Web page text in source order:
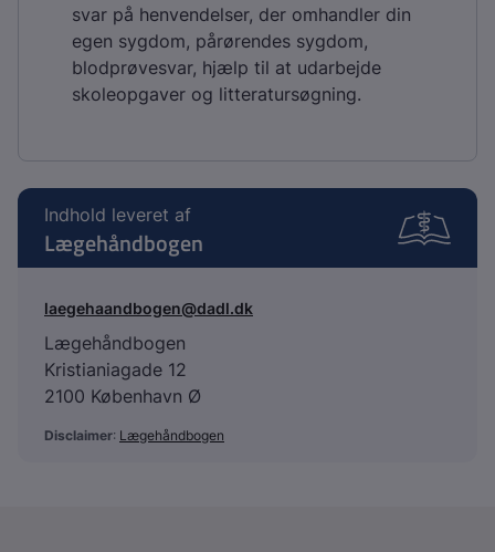
svar på henvendelser, der omhandler din
egen sygdom, pårørendes sygdom,
blodprøvesvar, hjælp til at udarbejde
skoleopgaver og litteratursøgning.
Indhold leveret af
Lægehåndbogen
laegehaandbogen@dadl.dk
Lægehåndbogen
Kristianiagade 12
2100 København Ø
Disclaimer: Lægehåndbogen